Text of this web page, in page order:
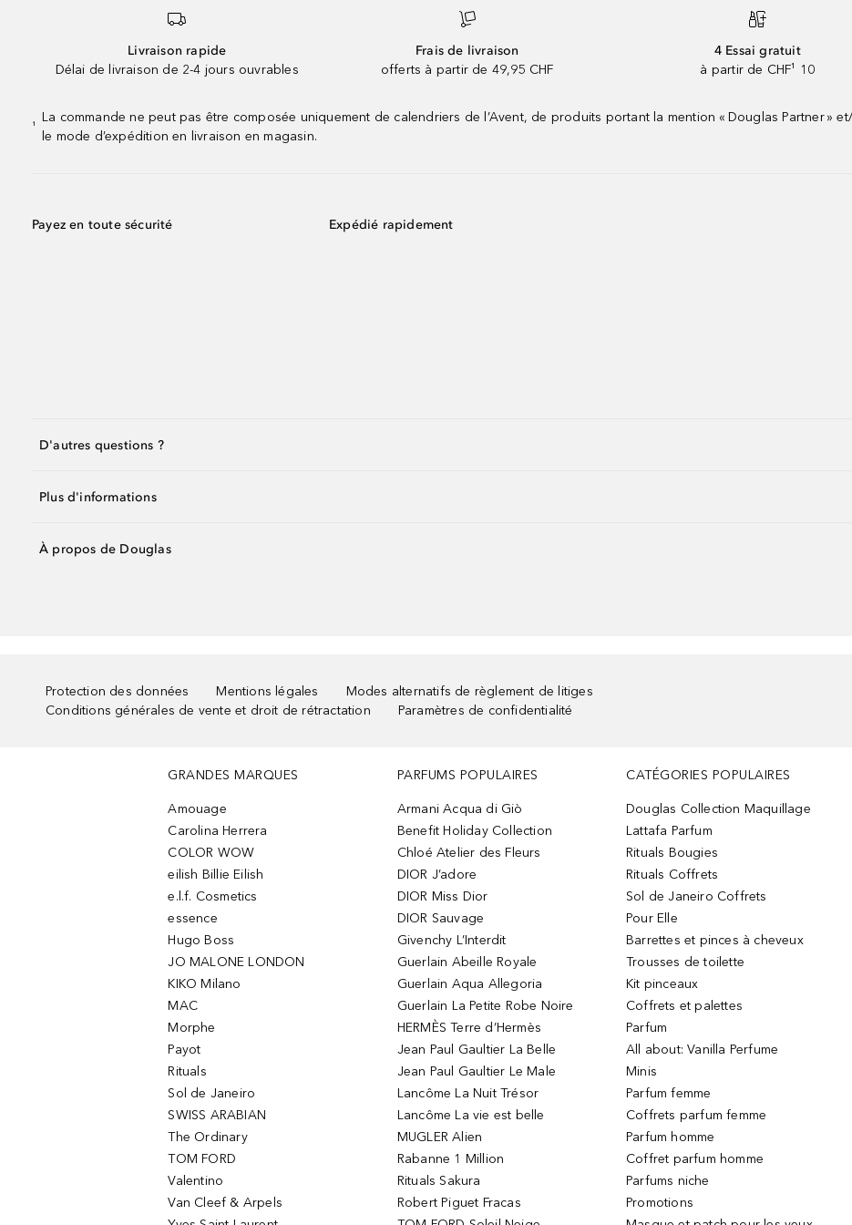
Livraison rapide
Délai de livraison de 2-4 jours ouvrables
Frais de livraison
offerts à partir de 49,95 CHF
4 Essai gratuit
à partir de CHF¹ 10
¹
La commande ne peut pas être composée uniquement de calendriers de l’Avent, de produits portant la mention « Douglas Partner »
le mode d’expédition en livraison en magasin.
Payez en toute sécurité Expédié rapidement
D'autres questions ?
Plus d'informations
À propos de Douglas
Protection des données Mentions légales
Modes alternatifs de règlement de litiges
Conditions générales de vente et droit de rétractation
Paramètres de confidentialité
GRANDES MARQUES
Amouage
Carolina Herrera
COLOR WOW
eilish Billie Eilish
e.l.f. Cosmetics
essence
Hugo Boss
JO MALONE LONDON
KIKO Milano
MAC
Morphe
Payot
Rituals
Sol de Janeiro
SWISS ARABIAN
The Ordinary
TOM FORD
Valentino
Van Cleef & Arpels
PARFUMS POPULAIRES
Armani Acqua di Giò
Benefit Holiday Collection
Chloé Atelier des Fleurs
DIOR J’adore
DIOR Miss Dior
DIOR Sauvage
Givenchy L’Interdit
Guerlain Abeille Royale
Guerlain Aqua Allegoria
Guerlain La Petite Robe Noire
HERMÈS Terre d’Hermès
Jean Paul Gaultier La Belle
Jean Paul Gaultier Le Male
Lancôme La Nuit Trésor
Lancôme La vie est belle
MUGLER Alien
Rabanne 1 Million
Rituals Sakura
Robert Piguet Fracas
CATÉGORIES POPULAIRES
Douglas Collection Maquillage
Lattafa Parfum
Rituals Bougies
Rituals Coffrets
Sol de Janeiro Coffrets
Pour Elle
Barrettes et pinces à cheveux
Trousses de toilette
Kit pinceaux
Coffrets et palettes
Parfum
All about: Vanilla Perfume
Minis
Parfum femme
Coffrets parfum femme
Parfum homme
Coffret parfum homme
Parfums niche
Promotions